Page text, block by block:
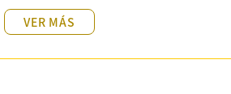
VER MÁS